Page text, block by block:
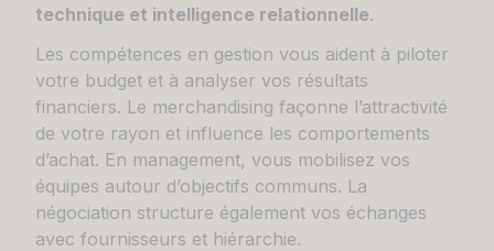
technique et intelligence relationnelle.
Les compétences en gestion vous aident à piloter
votre budget et à analyser vos résultats
financiers. Le merchandising façonne l’attractivité
de votre rayon et influence les comportements
d’achat. En management, vous mobilisez vos
équipes autour d’objectifs communs. La
négociation structure également vos échanges
avec fournisseurs et hiérarchie.